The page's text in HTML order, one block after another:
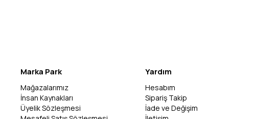
Marka Park
Mağazalarımız
İnsan Kaynakları
Üyelik Sözleşmesi
Yardım
Hesabım
Sipariş Takip
İade ve Değişim